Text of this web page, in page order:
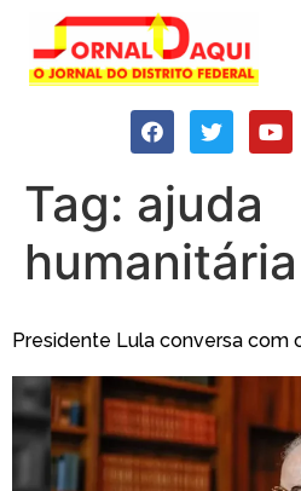
Tag: ajuda
humanitária
Presidente Lula conversa com